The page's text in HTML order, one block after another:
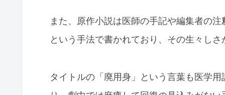
また、原作小説は医師の手記や編集者の
という手法で書かれており、その生々し
タイトルの「廃用身」という言葉も医学